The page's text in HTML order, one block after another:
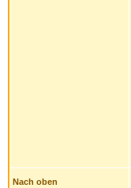
Nach oben